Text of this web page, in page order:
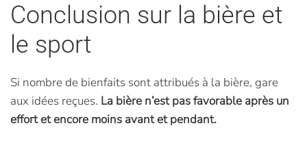
Conclusion sur la bière et
le sport
Si nombre de bienfaits sont attribués à la bière, gare
aux idées reçues. La bière n’est pas favorable après un
effort et encore moins avant et pendant.